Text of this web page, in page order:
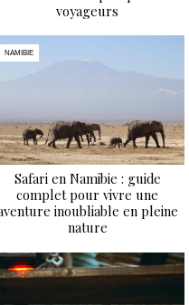
voyageurs
NAMIBIE
Safari en Namibie : guide
complet pour vivre une
inoubliable en pleine
nature